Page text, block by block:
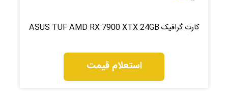
کارت گرافیک ASUS TUF AMD RX 7900 XTX 24GB
استعلام قیمت